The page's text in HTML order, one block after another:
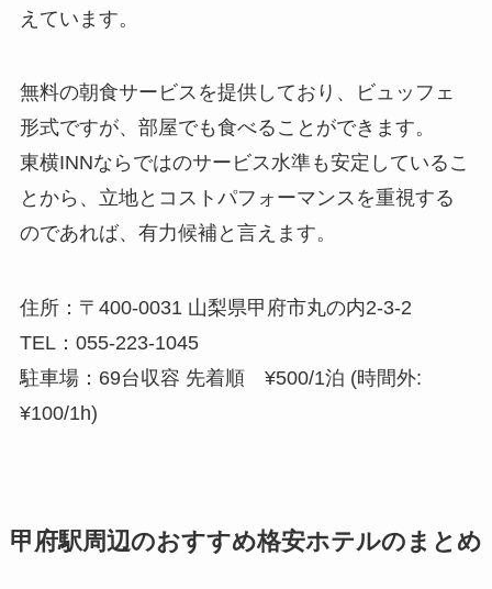
えています。
無料の朝食サービスを提供しており、ビュッフェ
形式ですが、部屋でも食べることができます。
東横INNならではのサービス水準も安定しているこ
とから、立地とコストパフォーマンスを重視する
のであれば、有力候補と言えます。
住所：〒400-0031 山梨県甲府市丸の内2-3-2
TEL：055-223-1045
駐車場：69台収容 先着順 ¥500/1泊 (時間外:
¥100/1h)
甲府駅周辺のおすすめ格安ホテルのまとめ